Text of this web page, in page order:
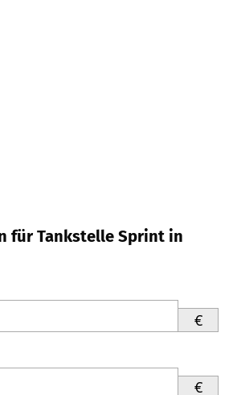
für Tankstelle Sprint in
€
€